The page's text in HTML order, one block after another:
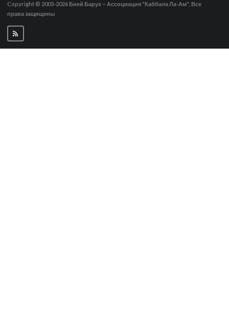
Copyright © 2003-2026 Бней Барух – Ассоциация "Каббала Ла-Ам", Все
права защищены